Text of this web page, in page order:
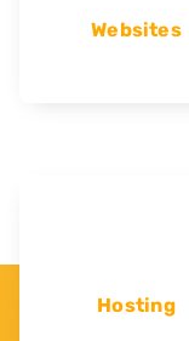
Websites
Hosting